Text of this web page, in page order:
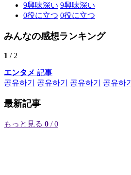
9興味深い 9興味深い
0役に立つ 0役に立つ
みんなの感想ランキング
1 / 2
エンタメ 記事
공유하기
공유하기 공유하기 공유하기
最新記事
もっと見る 0 / 0